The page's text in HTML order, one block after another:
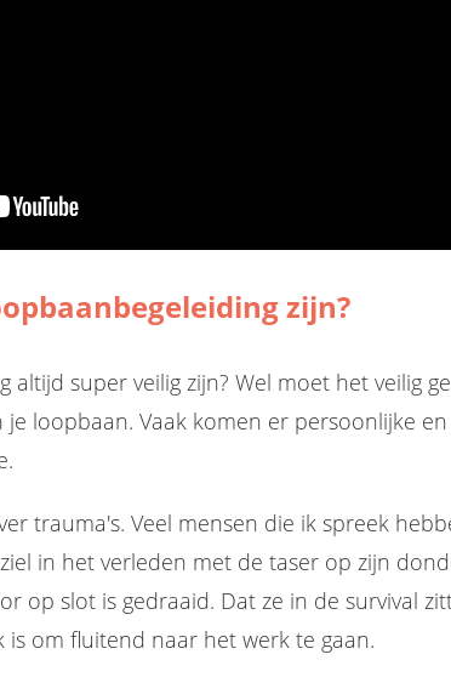
zijn?
super veilig zijn? Wel moet het veilig
je loopbaan. Vaak komen er persoonlijke
trauma's. Veel mensen die ik spreek
in het verleden met de taser op zijn
op slot is gedraaid. Dat ze in de survival
om fluitend naar het werk te gaan.